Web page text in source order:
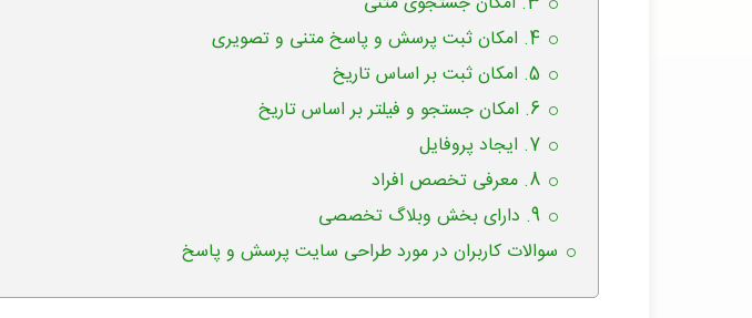
4. امکان ثبت پرسش و پاسخ متنی و تصویری
5. امکان ثبت بر اساس تاریخ
6. امکان جستجو و فیلتر بر اساس تاریخ
7. ایجاد پروفایل
8. معرفی تخصص افراد
9. دارای بخش وبلاگ تخصصی
سوالات کاربران در مورد طراحی سایت پرسش و پاسخ